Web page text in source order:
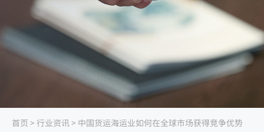
首页 > 行业资讯> 中国货运海运业如何在全球市场获得竞争优势